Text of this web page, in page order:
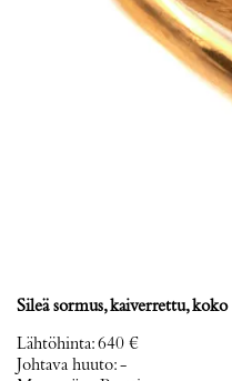
Sileä sormus, kaiverrettu,
Lähtöhinta:640 €
Johtava huuto:-